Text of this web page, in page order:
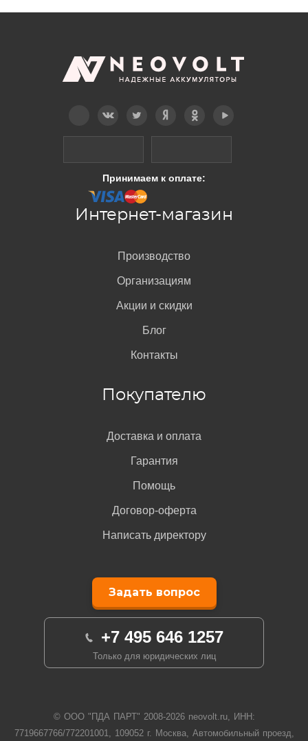
Принимаем к оплате:
Интернет-магазин
Производство
Организациям
Акции и скидки
Блог
Контакты
Покупателю
Доставка и оплата
Гарантия
Помощь
Договор-оферта
Написать директору
Задать вопрос
+7 495 646 1257
Только для юридических лиц
© ООО "ПДА ПАРТ" 2008-2026neovolt.ru, ИНН:
7719667766/772201001, 109052 г. Москва, Автомобильный проезд,